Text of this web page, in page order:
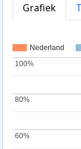
Grafiek
Nederland
60%
60%
80%
80%
100%
100%